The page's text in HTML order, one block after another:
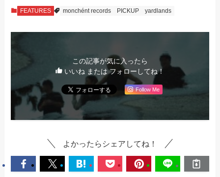
FEATURES monchént records PICKUP yardlands
この記事が気に入ったら
いいね または フォローしてね！
Follow Me
よかったらシェアしてね！